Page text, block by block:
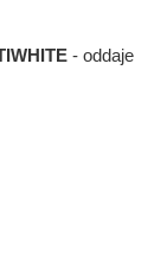
- oddaje